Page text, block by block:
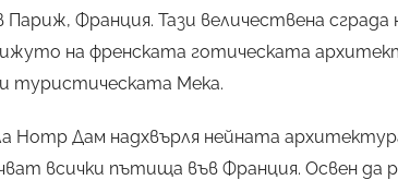
Париж, Франция. Тази величествена
на френската готическата
туристическата Мека.
Дам надхвърля нейната
всички пътища във Франция. Освен да